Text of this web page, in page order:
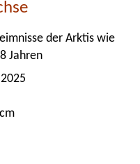
der Arktis wie
Jahren